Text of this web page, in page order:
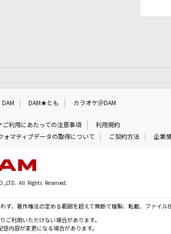
DAM DAM★とも カラオケ＠DAM
ご利用にあたっての注意事項
利用規約
ォマティブデータの取得について ご契約方法 企業
All Rights Reserved.
、著作権法の定める範囲を超えて無断で複製、転載、ファイル
ご利用いただけない場合があります。
内容が変更になる場合があります。